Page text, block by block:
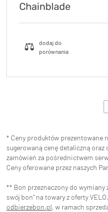
Chainblade
* Ceny produktów prezentowane
sugerowaną cenę detaliczną oraz
zamówień za pośrednictwem
Ceny oferowane przez naszych
** Bon przeznaczony do wymiany
swój bon" na towary z oferty
odbierzebon.pl, w ramach